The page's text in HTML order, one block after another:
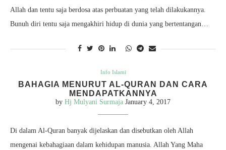
Allah dan tentu saja berdosa atas perbuatan yang telah dilakukannya.
Bunuh diri tentu saja mengakhiri hidup di dunia yang bertentangan…
Info Islami
BAHAGIA MENURUT AL-QURAN DAN CARA
MENDAPATKANNYA
by Hj Mulyani Surmaja January 4, 2017
Di dalam Al-Quran banyak dijelaskan dan disebutkan oleh Allah
mengenai kebahagiaan dalam kehidupan manusia. Allah Yang Maha